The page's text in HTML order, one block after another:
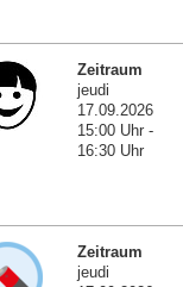
Zeitraum
jeudi
17.09.2026
15:00 Uhr -
16:30 Uhr
Zeitraum
jeudi